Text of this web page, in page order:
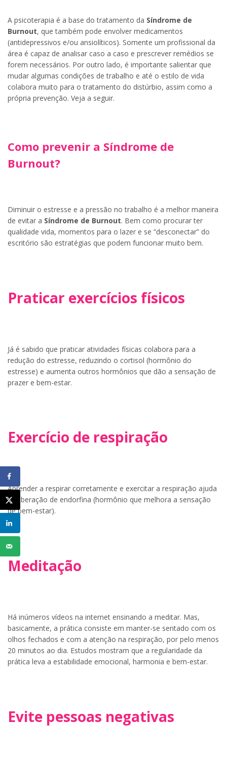
A psicoterapia é a base do tratamento da Síndrome de
Burnout, que também pode envolver medicamentos
(antidepressivos e/ou ansiolíticos). Somente um profissional da
área é capaz de analisar caso a caso e prescrever remédios se
forem necessários. Por outro lado, é importante salientar que
mudar algumas condições de trabalho e até o estilo de vida
colabora muito para o tratamento do distúrbio, assim como a
própria prevenção. Veja a seguir.
Como prevenir a Síndrome de
Burnout?
Diminuir o estresse e a pressão no trabalho é a melhor maneira
de evitar a Síndrome de Burnout. Bem como procurar ter
qualidade vida, momentos para o lazer e se “desconectar” do
escritório são estratégias que podem funcionar muito bem.
Praticar exercícios físicos
Já é sabido que praticar atividades físicas colabora para a
redução do estresse, reduzindo o cortisol (hormônio do
estresse) e aumenta outros hormônios que dão a sensação de
prazer e bem-estar.
Exercício de respiração
Aprender a respirar corretamente e exercitar a respiração ajuda
na liberação de endorfina (hormônio que melhora a sensação
de bem-estar).
Meditação
Há inúmeros vídeos na internet ensinando a meditar. Mas,
basicamente, a prática consiste em manter-se sentado com os
olhos fechados e com a atenção na respiração, por pelo menos
20 minutos ao dia. Estudos mostram que a regularidade da
prática leva a estabilidade emocional, harmonia e bem-estar.
Evite pessoas negativas